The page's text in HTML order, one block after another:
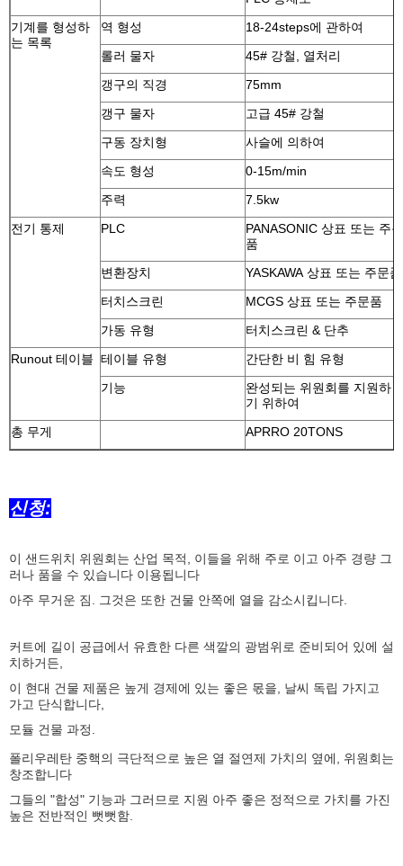
기계를 형성하
는 목록
역 형성
18-24steps에 관하여
롤러 물자
45# 강철, 열처리
갱구의 직경
75mm
갱구 물자
고급 45# 강철
구동 장치형
사슬에 의하여
속도 형성
0-15m/min
주력
7.5kw
전기 통제
PLC
PANASONIC 상표 또는 주문
품
변환장치
YASKAWA 상표 또는 주문품
터치스크린
MCGS 상표 또는 주문품
가동 유형
터치스크린 & 단추
Runout 테이블 테이블 유형
간단한 비 힘 유형
기능
완성되는 위원회를 지원하
기 위하여
총 무게
APRRO 20TONS
신청:
이 샌드위치 위원회는 산업 목적, 이들을 위해 주로 이고 아주 경량 그
러나 품을 수 있습니다 이용됩니다
아주 무거운 짐. 그것은 또한 건물 안쪽에 열을 감소시킵니다.
커트에 길이 공급에서 유효한 다른 색깔의 광범위로 준비되어 있에 설
치하거든,
이 현대 건물 제품은 높게 경제에 있는 좋은 몫을, 날씨 독립 가지고
가고 단식합니다,
모듈 건물 과정.
폴리우레탄 중핵의 극단적으로 높은 열 절연제 가치의 옆에, 위원회는
창조합니다
그들의 "합성" 기능과 그러므로 지원 아주 좋은 정적으로 가치를 가진
높은 전반적인 뻣뻣함.